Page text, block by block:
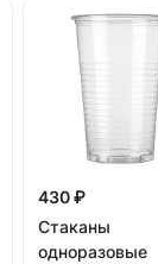
430 ₽
Стаканы
одноразовые